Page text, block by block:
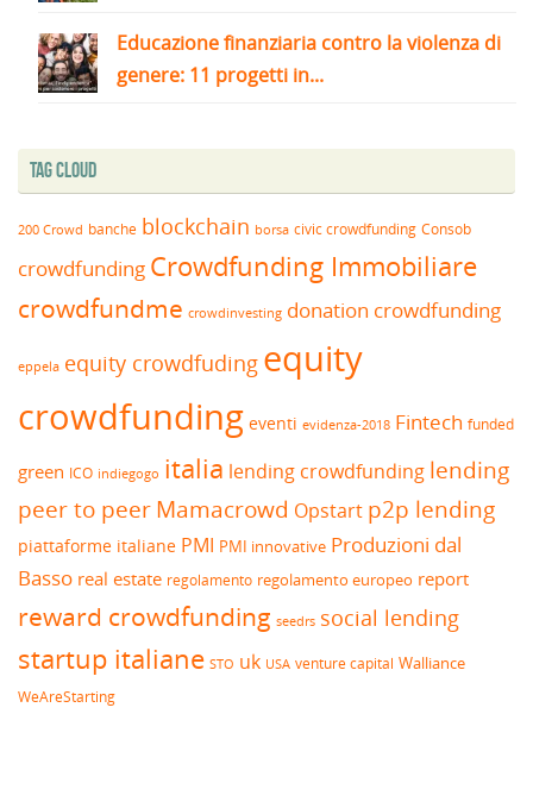
Educazione finanziaria contro la violenza di
genere: 11 progetti in...
Tag Cloud
200 Crowd banche blockchain borsa civic crowdfunding Consob
crowdfunding Crowdfunding Immobiliare
crowdfundme crowdinvesting donation crowdfunding
eppela equity crowdfuding equity
crowdfunding eventi evidenza-2018 Fintech funded
green ICO indiegogo italia lending crowdfunding lending
peer to peerMamacrowd Opstart p2p lending
piattaforme italiane PMI PMI innovative Produzioni dal
Basso real estate regolamento regolamento europeo report
reward crowdfunding seedrs social lending
startup italiane STO uk USA venture capital Walliance
WeAreStarting